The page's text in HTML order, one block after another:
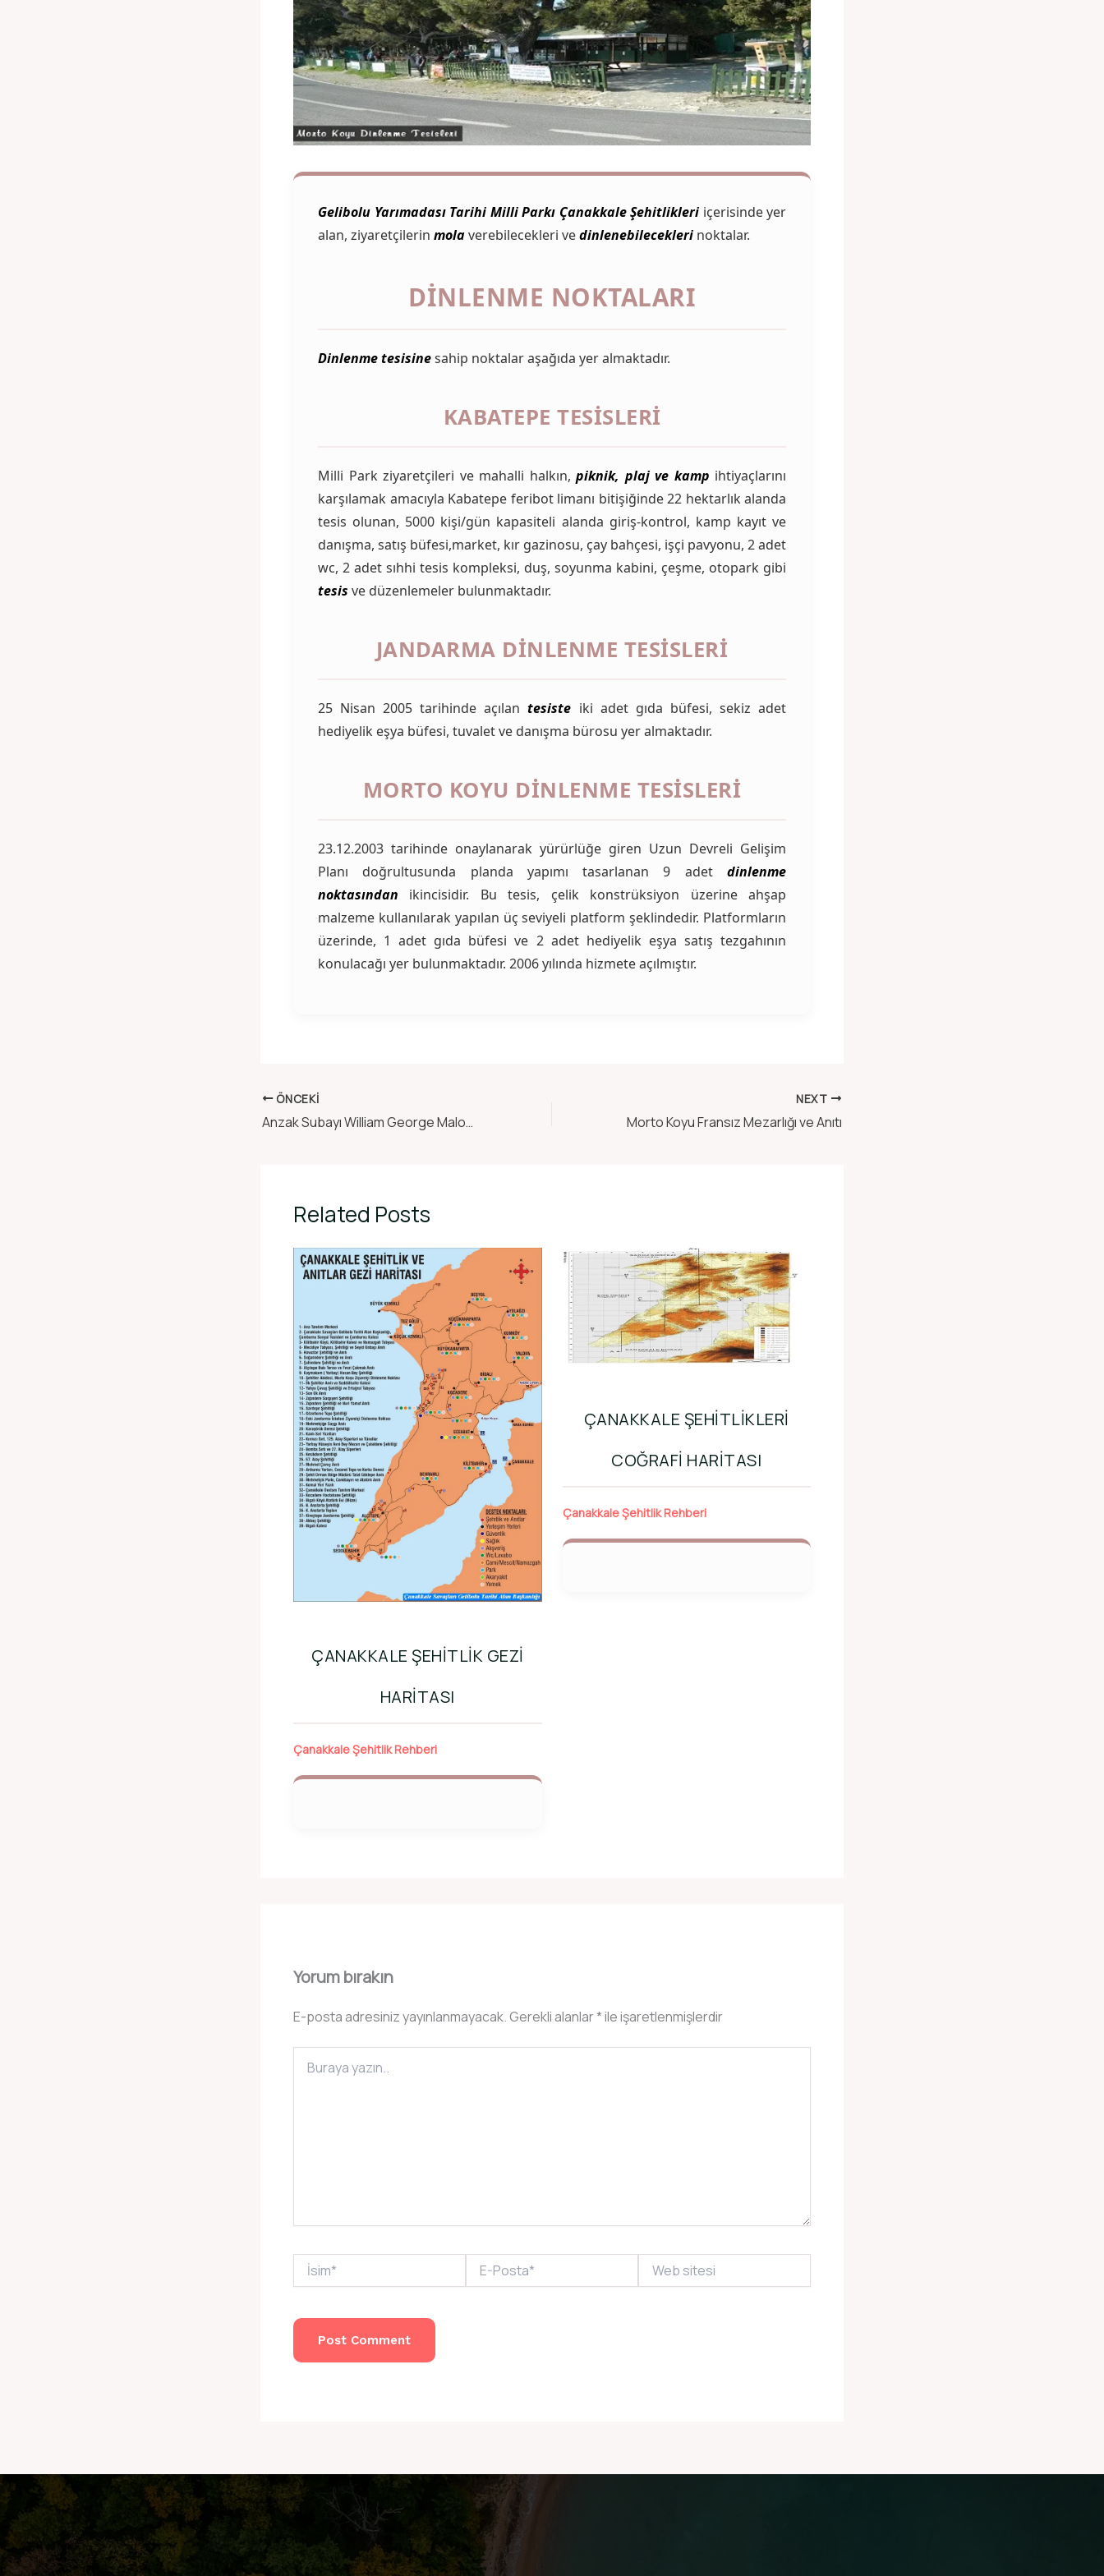
Gelibolu Yarımadası Tarihi Milli Parkı Çanakkale Şehitlikleri içerisinde yer
alan, ziyaretçilerin molaverebilecekleri vedinlenebilecekleri noktalar.
DINLENME NOKTALARI
Dinlenme tesisinesahip noktalar aşağıda yer almaktadır.
KABATEPE TESISLERI
Milli Park ziyaretçileri ve mahalli halkın, piknik, plaj ve kamp ihtiyaçlarını
karşılamak amacıyla Kabatepe feribot limanı bitişiğinde 22 hektarlık alanda
tesis olunan, 5000 kişi/gün kapasiteli alanda giriş-kontrol, kamp kayıt ve
danışma, satış büfesi,market, kır gazinosu, çay bahçesi, işçi pavyonu, 2 adet
wc, 2 adet sıhhi tesis kompleksi, duş, soyunma kabini, çeşme, otopark gibi
tesis ve düzenlemeler bulunmaktadır.
JANDARMA DINLENME TESISLERI
25 Nisan 2005 tarihinde açılantesiste iki adet gıda büfesi, sekiz adet
hediyelik eşya büfesi, tuvalet ve danışma bürosu yer almaktadır.
MORTO KOYU DINLENME TESISLERI
23.12.2003 tarihinde onaylanarak yürürlüğe giren Uzun Devreli Gelişim
Planı doğrultusunda planda yapımı tasarlanan 9 adet dinlenme
noktasından ikincisidir. Bu tesis, çelik konstrüksiyon üzerine ahşap
malzeme kullanılarak yapılan üç seviyeli platform şeklindedir. Platformların
üzerinde, 1 adet gıda büfesi ve 2 adet hediyelik eşya satış tezgahının
konulacağı yer bulunmaktadır. 2006 yılında hizmete açılmıştır.
ÖNCEKI
Anzak Subayı William George Malone Hatırası
NEXT
Morto Koyu Fransız Mezarlığı ve Anıtı
Related Posts
ÇANAKKALE ŞEHITLIK GEZI
HARITASI
Çanakkale Şehitlik Rehberi
ÇANAKKALE ŞEHITLIKLERI
COĞRAFI HARITASI
Çanakkale Şehitlik Rehberi
Yorum bırakın
E-posta adresiniz yayınlanmayacak.Gerekli alanlar*ile işaretlenmişlerdir
yazın..
İsim*
Posta*
sitesi